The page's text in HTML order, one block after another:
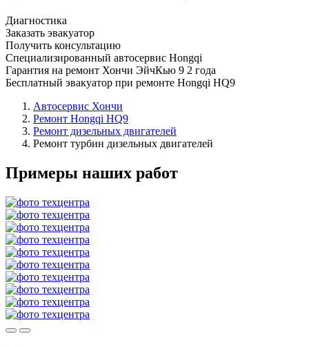
Диагностика
Заказать эвакуатор
Получить консультацию
Специализированный автосервис Hongqi
Гарантия на ремонт Хончи ЭйчКью 9 2 года
Бесплатный эвакуатор при ремонте Hongqi HQ9
Автосервис Хончи
Ремонт Hongqi HQ9
Ремонт дизельных двигателей
Ремонт турбин дизельных двигателей
Примеры наших работ